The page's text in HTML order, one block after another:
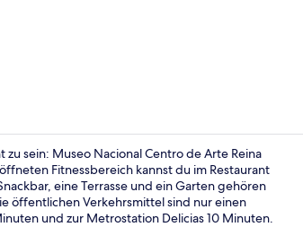
Frühstück,
sein: Museo Nacional Centro de Arte Reina
Fitnessbereich kannst du im Restaurant
eine Terrasse und ein Garten gehören
öffentlichen Verkehrsmittel sind nur einen
und zur Metrostation Delicias 10 Minuten.